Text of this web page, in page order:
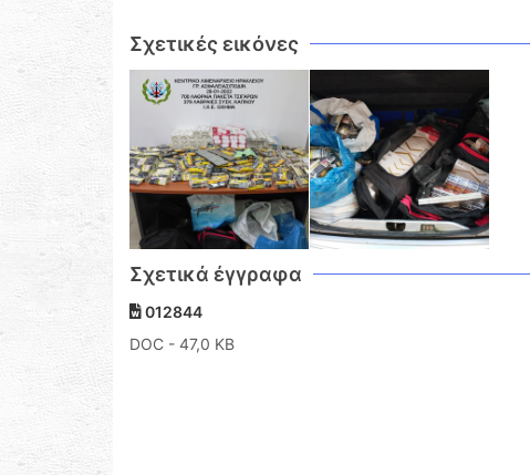
Σχετικές εικόνες
Σχετικά έγγραφα
012844
DOC - 47,0 KB